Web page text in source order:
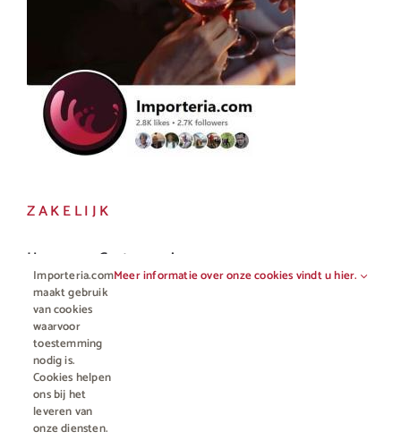
ZAKELIJK
Horeca en Gastronomie
Vakhandel
Importeria.com
maakt gebruik
van cookies
waarvoor
toestemming
nodig is.
Cookies helpen
ons bij het
leveren van
onze diensten.
Meer informatie over onze cookies vindt u hier.